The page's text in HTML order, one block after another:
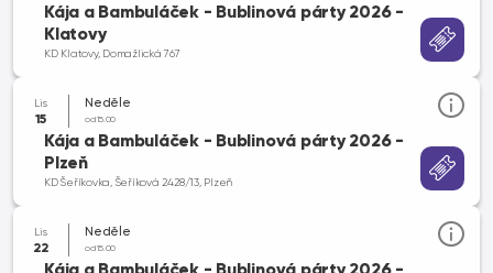
Kája a Bambuláček - Bublinová párty 2026 -
Klatovy
KD Klatovy, Domažlická 767
Lis
15
Neděle
od 15.00
Kája a Bambuláček - Bublinová párty 2026 -
Plzeň
KD Šeříkovka, Šeříková 2428/13, Plzeň
Lis
22
Neděle
od 15.00